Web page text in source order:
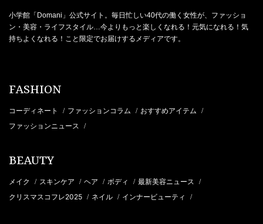
小学館「Domani」公式サイト。毎日忙しい40代の働く女性が、ファッショ
ン・美容・ライフスタイル…今よりもっと楽しくなれる！元気になれる！気
持ちよくなれる！こと限定でお届けするメディアです。
FASHION
コーディネート / ファッションコラム / おすすめアイテム /
ファッションニュース /
BEAUTY
メイク / スキンケア / ヘア / ボディ / 最新美容ニュース /
クリスマスコフレ2025 / ネイル / インナービューティ /